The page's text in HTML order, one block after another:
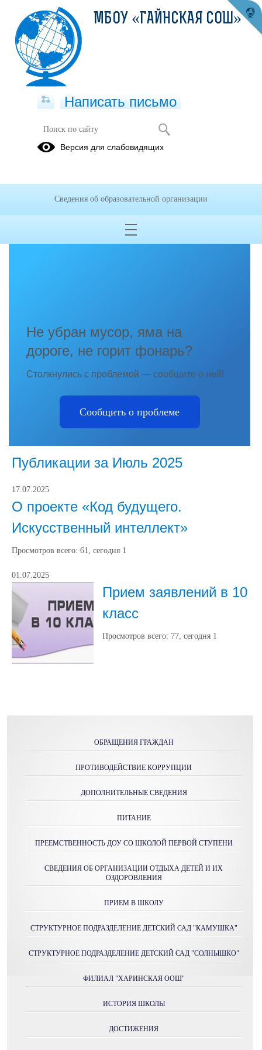
Решаем вместе
Не убран мусор, яма на
дороге, не горит фонарь?
Столкнулись с проблемой — сообщите о ней!
Сообщить о проблеме
Публикации за Июль 2025
17.07.2025
О проекте «Код будущего.
Искусственный интеллект»
Просмотров всего: 61, сегодня 1
01.07.2025
Прием заявлений в 10
класс
Просмотров всего: 77, сегодня 1
ОБРАЩЕНИЯ ГРАЖДАН
ПРОТИВОДЕЙСТВИЕ КОРРУПЦИИ
ДОПОЛНИТЕЛЬНЫЕ СВЕДЕНИЯ
ПИТАНИЕ
ПРЕЕМСТВЕННОСТЬ ДОУ СО ШКОЛОЙ ПЕРВОЙ СТУПЕНИ
СВЕДЕНИЯ ОБ ОРГАНИЗАЦИИ ОТДЫХА ДЕТЕЙ И ИХ
ОЗДОРОВЛЕНИЯ
ПРИЕМ В ШКОЛУ
СТРУКТУРНОЕ ПОДРАЗДЕЛЕНИЕ ДЕТСКИЙ САД "КАМУШКА"
СТРУКТУРНОЕ ПОДРАЗДЕЛЕНИЕ ДЕТСКИЙ САД "СОЛНЫШКО"
ФИЛИАЛ "ХАРИНСКАЯ ООШ"
ИСТОРИЯ ШКОЛЫ
ДОСТИЖЕНИЯ
МБОУ «ГАЙНСКАЯ СОШ»
Написать письмо
Версия для слабовидящих
Сведения об образовательной организации